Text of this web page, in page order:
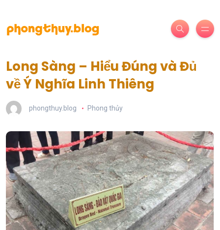
Long Sàng – Hiểu Đúng và Đủ
về Ý Nghĩa Linh Thiêng
phongthuy.blog Phong thủy